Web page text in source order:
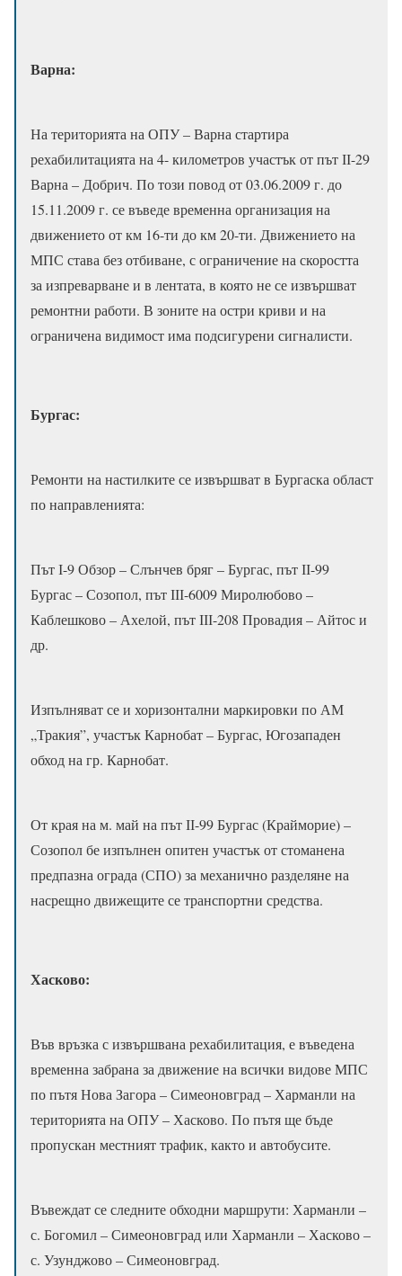
Варна:
На територията на ОПУ – Варна стартира
рехабилитацията на 4- километров участък от път ІІ-29
Варна – Добрич. По този повод от 03.06.2009 г. до
15.11.2009 г. се въведе временна организация на
движението от км 16-ти до км 20-ти. Движението на
МПС става без отбиване, с ограничение на скоростта
за изпреварване и в лентата, в която не се извършват
ремонтни работи. В зоните на остри криви и на
ограничена видимост има подсигурени сигналисти.
Бургас:
Ремонти на настилките се извършват в Бургаска област
по направленията:
Път І-9 Обзор – Слънчев бряг – Бургас, път ІІ-99
Бургас – Созопол, път ІІІ-6009 Миролюбово –
Каблешково – Ахелой, път ІІІ-208 Провадия – Айтос и
др.
Изпълняват се и хоризонтални маркировки по АМ
„Тракия”, участък Карнобат – Бургас, Югозападен
обход на гр. Карнобат.
От края на м. май на път ІІ-99 Бургас (Крайморие) –
Созопол бе изпълнен опитен участък от стоманена
предпазна ограда (СПО) за механично разделяне на
насрещно движещите се транспортни средства.
Хасково:
Във връзка с извършвана рехабилитация, е въведена
временна забрана за движение на всички видове МПС
по пътя Нова Загора – Симеоновград – Харманли на
територията на ОПУ – Хасково. По пътя ще бъде
пропускан местният трафик, както и автобусите.
Въвеждат се следните обходни маршрути: Харманли –
с. Богомил – Симеоновград или Харманли – Хасково –
с. Узунджово – Симеоновград.